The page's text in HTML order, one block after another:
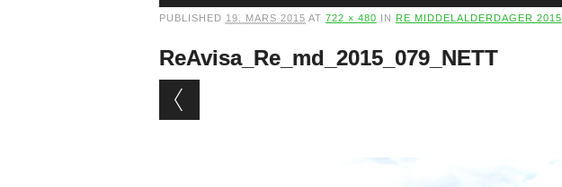
PUBLISHED 19. MARS 2015 AT 722 × 480 IN RE MIDDELALDERDAGER 2015
ReAvisa_Re_md_2015_079_NETT